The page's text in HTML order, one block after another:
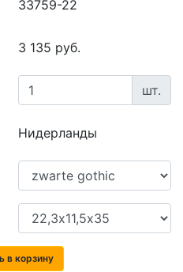
33759-22
3 135 руб.
шт.
Нидерланды
в корзину